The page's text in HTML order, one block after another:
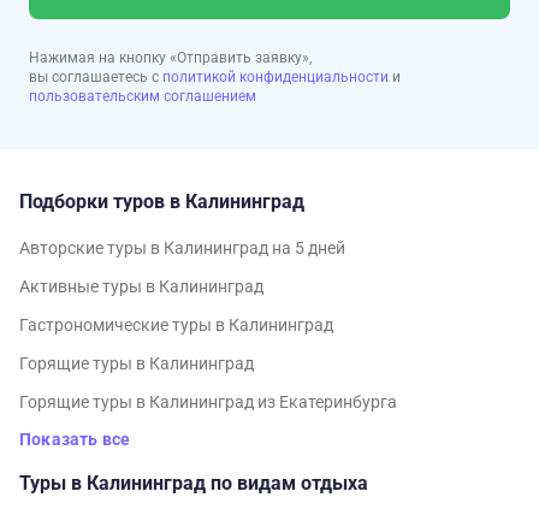
Нажимая на кнопку «Отправить заявку»,
вы соглашаетесь с политикой конфиденциальности и
пользовательским соглашением
Подборки туров в Калининград
Авторские туры в Калининград на 5 дней
Активные туры в Калининград
Гастрономические туры в Калининград
Горящие туры в Калининград
Горящие туры в Калининград из Екатеринбурга
Показать все
Туры в Калининград по видам отдыха